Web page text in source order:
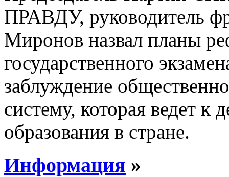
ПРАВДУ, руководитель
Миронов назвал планы
государственного
заблуждение
систему, которая ведет к
образования в стране.
Информация »